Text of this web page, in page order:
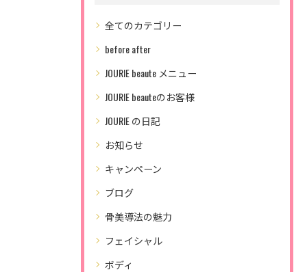
全てのカテゴリー
before after
JOURIE beaute メニュー
JOURIE beauteのお客様
JOURIE の日記
お知らせ
キャンペーン
ブログ
骨美導法の魅力
フェイシャル
ボディ